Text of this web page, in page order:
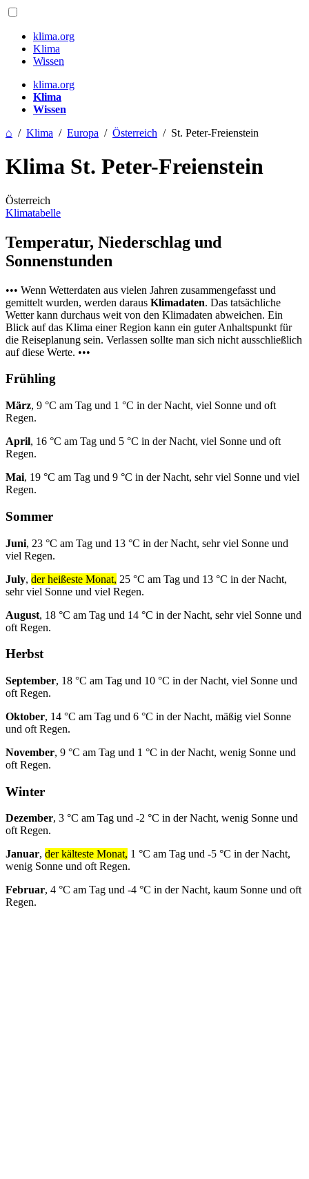
klima.org
Klima
Wissen
klima.org
Klima
Wissen
⌂ / Klima / Europa / Österreich / St. Peter-Freienstein
Klima St. Peter-Freienstein
Österreich
Klimatabelle
Temperatur, Niederschlag und
Sonnenstunden
••• Wenn Wetterdaten aus vielen Jahren zusammengefasst und
gemittelt wurden, werden daraus Klimadaten. Das tatsächliche
Wetter kann durchaus weit von den Klimadaten abweichen. Ein
Blick auf das Klima einer Region kann ein guter Anhaltspunkt für
die Reiseplanung sein. Verlassen sollte man sich nicht ausschließlich
auf diese Werte. •••
Frühling
März, 9 °C am Tag und 1 °C in der Nacht, viel Sonne und oft
Regen.
April, 16 °C am Tag und 5 °C in der Nacht, viel Sonne und oft
Regen.
Mai, 19 °C am Tag und 9 °C in der Nacht, sehr viel Sonne und viel
Regen.
Sommer
Juni, 23 °C am Tag und 13 °C in der Nacht, sehr viel Sonne und
viel Regen.
July, der heißeste Monat, 25 °C am Tag und 13 °C in der Nacht,
sehr viel Sonne und viel Regen.
August, 18 °C am Tag und 14 °C in der Nacht, sehr viel Sonne und
oft Regen.
Herbst
September, 18 °C am Tag und 10 °C in der Nacht, viel Sonne und
oft Regen.
Oktober, 14 °C am Tag und 6 °C in der Nacht, mäßig viel Sonne
und oft Regen.
November, 9 °C am Tag und 1 °C in der Nacht, wenig Sonne und
oft Regen.
Winter
Dezember, 3 °C am Tag und -2 °C in der Nacht, wenig Sonne und
oft Regen.
Januar, der kälteste Monat, 1 °C am Tag und -5 °C in der Nacht,
wenig Sonne und oft Regen.
Februar, 4 °C am Tag und -4 °C in der Nacht, kaum Sonne und oft
Regen.